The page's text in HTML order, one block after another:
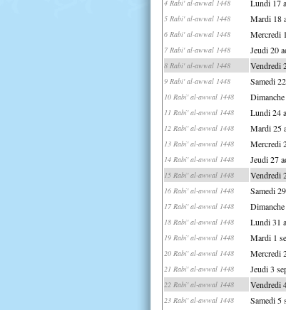
4 Rabi' al-awwal 1448 Lundi 17
5 Rabi' al-awwal 1448 Mardi 18
6 Rabi' al-awwal 1448 Mercredi
7 Rabi' al-awwal 1448 Jeudi 20
8 Rabi' al-awwal 1448 Vendredi
9 Rabi' al-awwal 1448 Samedi
10 Rabi' al-awwal 1448
11 Rabi' al-awwal 1448 Lundi 24
12 Rabi' al-awwal 1448 Mardi 25
13 Rabi' al-awwal 1448 Mercredi
14 Rabi' al-awwal 1448 Jeudi 27
15 Rabi' al-awwal 1448 Vendredi
16 Rabi' al-awwal 1448 Samedi
17 Rabi' al-awwal 1448
18 Rabi' al-awwal 1448 Lundi 31
19 Rabi' al-awwal 1448 Mardi 1
20 Rabi' al-awwal 1448 Mercredi
21 Rabi' al-awwal 1448 Jeudi 3
22 Rabi' al-awwal 1448 Vendredi
23 Rabi' al-awwal 1448 Samedi 5